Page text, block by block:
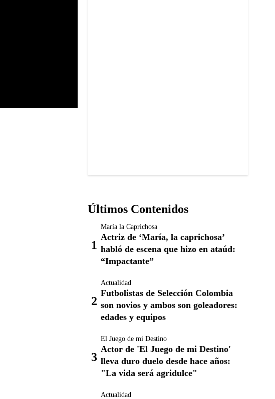
Últimos Contenidos
María la Caprichosa
Actriz de ‘María, la caprichosa’
habló de escena que hizo en ataúd:
“Impactante”
Actualidad
Futbolistas de Selección Colombia
son novios y ambos son goleadores:
edades y equipos
El Juego de mi Destino
Actor de 'El Juego de mi Destino'
lleva duro duelo desde hace años:
"La vida será agridulce"
Actualidad